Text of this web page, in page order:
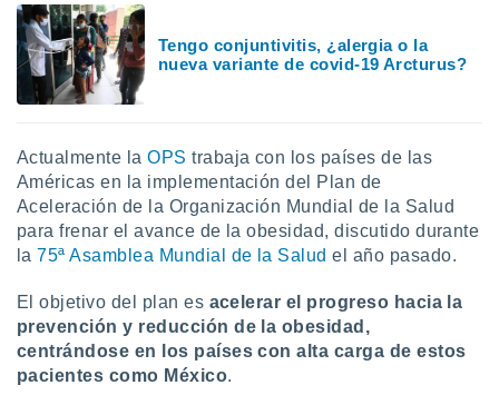
Tengo conjuntivitis, ¿alergia o la
nueva variante de covid-19 Arcturus?
Actualmente laOPStrabaja con los países de las
Américas en la implementación del Plan de
Aceleración de la Organización Mundial de la Salud
para frenar el avance de la obesidad, discutido durante
la75ª Asamblea Mundial de la Saludel año pasado.
El objetivo del plan es acelerar el progreso hacia la
prevención y reducción de la obesidad,
centrándose en los países con alta carga de estos
pacientes como México.